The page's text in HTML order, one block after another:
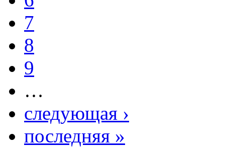
7
8
9
…
следующая ›
последняя »